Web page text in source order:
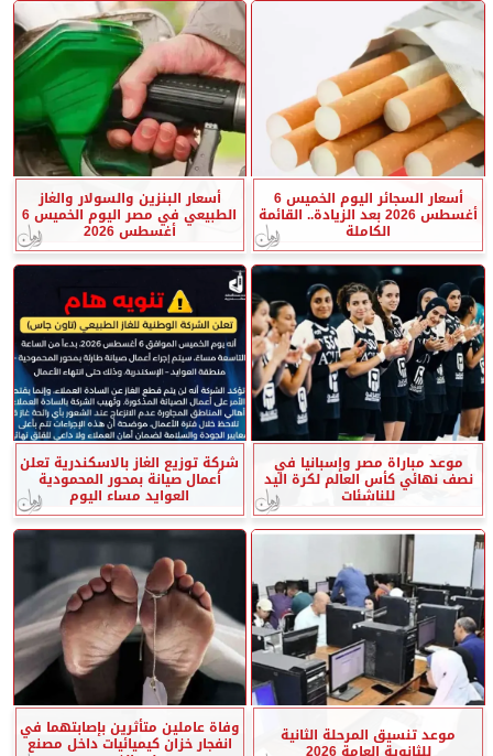
أسعار السجائر اليوم الخميس 6
أغسطس 2026 بعد الزيادة.. القائمة
الكاملة
أسعار البنزين والسولار والغاز
الطبيعي في مصر اليوم الخميس 6
أغسطس 2026
موعد مباراة مصر وإسبانيا في
نصف نهائي كأس العالم لكرة اليد
للناشئات
شركة توزيع الغاز بالاسكندرية تعلن
أعمال صيانة بمحور المحمودية
العوايد مساء اليوم
موعد تنسيق المرحلة الثانية وفاة عاملين متأثرين بإصابتهما في
انفجار خزان كيميائيات داخل مصنع